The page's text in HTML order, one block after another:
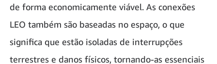
de forma economicamente viável. As conexões
LEO também são baseadas no espaço, o que
significa que estão isoladas de interrupções
terrestres e danos físicos, tornando-as essenciais